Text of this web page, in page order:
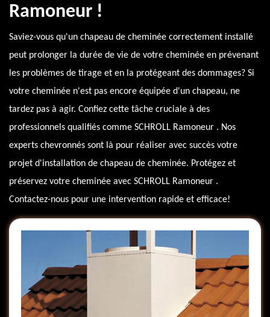
Ramoneur !
Saviez-vous qu'un chapeau de cheminée correctement installé
peut prolonger la durée de vie de votre cheminée en prévenant
les problèmes de tirage et en la protégeant des dommages? Si
votre cheminée n'est pas encore équipée d'un chapeau, ne
tardez pas à agir. Confiez cette tâche cruciale à des
professionnels qualifiés comme SCHROLL Ramoneur . Nos
experts chevronnés sont là pour réaliser avec succès votre
projet d'installation de chapeau de cheminée. Protégez et
préservez votre cheminée avec SCHROLL Ramoneur .
Contactez-nous pour une intervention rapide et efficace!